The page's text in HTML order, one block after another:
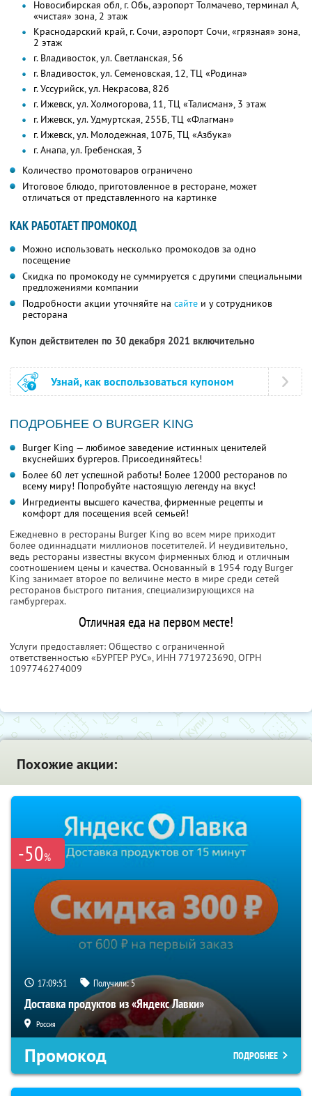
Новосибирская обл, г. Обь, аэропорт Толмачево, терминал А,
«чистая» зона, 2 этаж
Краснодарский край, г. Сочи, аэропорт Сочи, «грязная» зона,
2 этаж
г. Владивосток, ул. Светланская, 56
г. Владивосток, ул. Семеновская, 12, ТЦ «Родина»
г. Уссурийск, ул. Некрасова, 82б
г. Ижевск, ул. Холмогорова, 11, ТЦ «Талисман», 3 этаж
г. Ижевск, ул. Удмуртская, 255Б, ТЦ «Флагман»
г. Ижевск, ул. Молодежная, 107Б, ТЦ «Азбука»
г. Анапа, ул. Гребенская, 3
Количество промотоваров ограничено
Итоговое блюдо, приготовленное в ресторане, может
отличаться от представленного на картинке
КАК РАБОТАЕТ ПРОМОКОД
Можно использовать несколько промокодов за одно
посещение
Скидка по промокоду не суммируется с другими специальными
предложениями компании
Подробности акции уточняйте на сайте и у сотрудников
ресторана
Купон действителен по 30 декабря 2021 включительно
Узнай, как воспользоваться купоном
ПОДРОБНЕЕ О BURGER KING
Burger King — любимое заведение истинных ценителей
вкуснейших бургеров. Присоединяйтесь!
Более 60 лет успешной работы! Более 12000 ресторанов по
всему миру! Попробуйте настоящую легенду на вкус!
Ингредиенты высшего качества, фирменные рецепты и
комфорт для посещения всей семьей!
Ежедневно в рестораны Burger King во всем мире приходит
более одиннадцати миллионов посетителей. И неудивительно,
ведь рестораны известны вкусом фирменных блюд и отличным
соотношением цены и качества. Основанный в 1954 году Burger
King занимает второе по величине место в мире среди сетей
ресторанов быстрого питания, специализирующихся на
гамбургерах.
Отличная еда на первом месте!
Услуги предоставляет: Общество с ограниченной
ответственностью «БУРГЕР РУС», ИНН 7719723690, ОГРН
1097746274009
Похожие акции:
-50%
17:09:50 Получили:5
Доставка продуктов из «Яндекс Лавки»
Россия
Промокод ПОДРОБНЕЕ